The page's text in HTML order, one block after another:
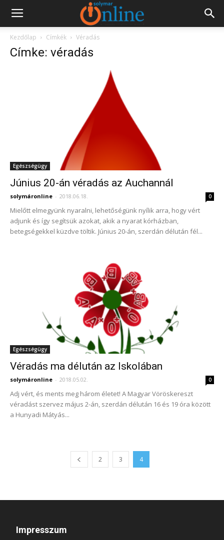
Kezdőlap Címkék Véradás
Címke: véradás
Egészségügy
Június 20-án véradás az Auchannál
solymáronline - 2018.06.18. 0
Mielőtt elmegyünk nyaralni, lehetőségünk nyílik arra, hogy vért
adjunk és így segítsük azokat, akik a nyarat kórházban,
betegségekkel küzdve töltik. Június 20-án, szerdán délután fél...
Egészségügy
Véradás ma délután az Iskolában
solymáronline - 2018.05.02. 0
Adj vért, és ments meg három életet! A Magyar Vöröskereszt
véradást szervez május 2-án, szerdán délután 16 és 19 óra között
a Hunyadi Mátyás...
2 3 4
Impresszum